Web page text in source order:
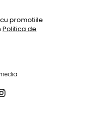
promotiile
Politica de